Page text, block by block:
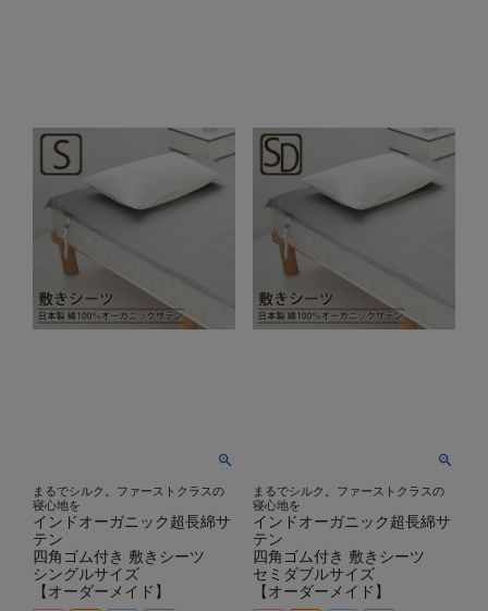
まるでシルク。ファーストクラスの
寝心地を
インドオーガニック超長綿サ
テン
四角ゴム付き 敷きシーツ
シングルサイズ
【オーダーメイド】
まるでシルク。ファーストクラスの
寝心地を
インドオーガニック超長綿サ
テン
四角ゴム付き 敷きシーツ
セミダブルサイズ
【オーダーメイド】